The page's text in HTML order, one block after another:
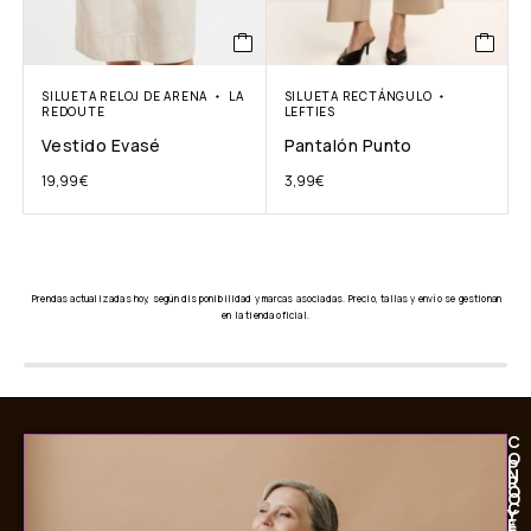
SILUETA RELOJ DE ARENA
LA
REDOUTE
Vestido Evasé
19,99€
SILUETA RECTÁNGULO
LEFTIES
Pantalón Punto
3,99€
Prendas actualizadas hoy, según disponibilidad y marcas asociadas. Precio, tallas y envío se gestionan
en la tienda oficial.
C
O
N
Ó
C
E
P
R
O
Y